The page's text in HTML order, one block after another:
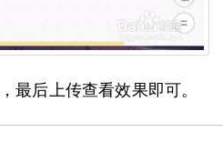
最后上传查看效果即可。